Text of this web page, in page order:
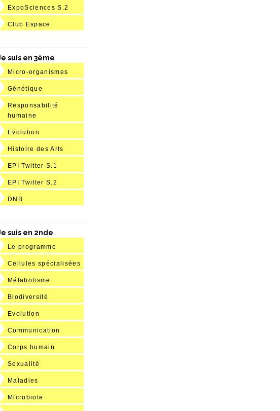
ExpoSciences S.2
Club Espace
suis en 3ème
Micro-organismes
Génétique
Responsabilité
humaine
Evolution
Histoire des Arts
EPI Twitter S.1
EPI Twitter S.2
DNB
suis en 2nde
Le programme
Cellules spécialisées
Métabolisme
Biodiversité
Evolution
Communication
Corps humain
Sexualité
Maladies
Microbiote